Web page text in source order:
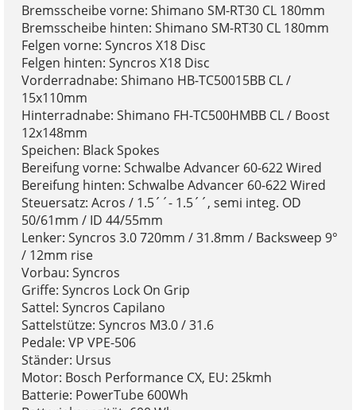
Bremsscheibe vorne: Shimano SM-RT30 CL 180mm
Bremsscheibe hinten: Shimano SM-RT30 CL 180mm
Felgen vorne: Syncros X18 Disc
Felgen hinten: Syncros X18 Disc
Vorderradnabe: Shimano HB-TC50015BB CL /
15x110mm
Hinterradnabe: Shimano FH-TC500HMBB CL / Boost
12x148mm
Speichen: Black Spokes
Bereifung vorne: Schwalbe Advancer 60-622 Wired
Bereifung hinten: Schwalbe Advancer 60-622 Wired
Steuersatz: Acros / 1.5´´- 1.5´´, semi integ. OD
50/61mm / ID 44/55mm
Lenker: Syncros 3.0 720mm / 31.8mm / Backsweep 9°
/ 12mm rise
Vorbau: Syncros
Griffe: Syncros Lock On Grip
Sattel: Syncros Capilano
Sattelstütze: Syncros M3.0 / 31.6
Pedale: VP VPE-506
Ständer: Ursus
Motor: Bosch Performance CX, EU: 25kmh
Batterie: PowerTube 600Wh